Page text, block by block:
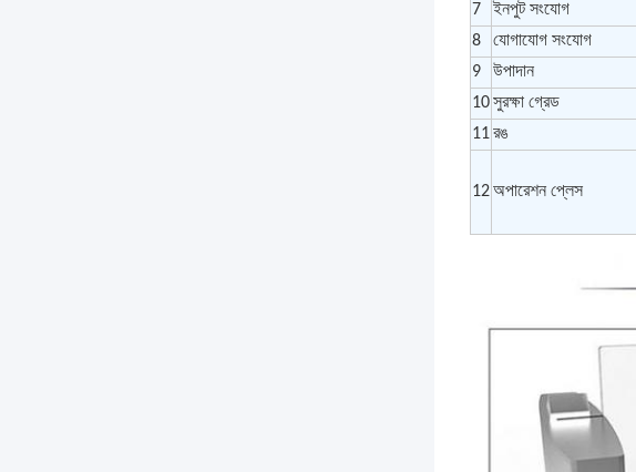
7
ইনপুট সংযোগ
8
যোগাযোগ সংযোগ
9
উপাদান
10সুরক্ষা গ্রেড
11রঙ
12অপারেশন প্লেস